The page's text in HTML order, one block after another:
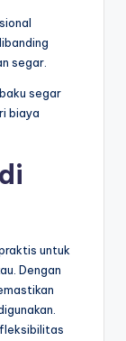
segar.
segar
biaya
untuk
Dengan
fleksibilitas